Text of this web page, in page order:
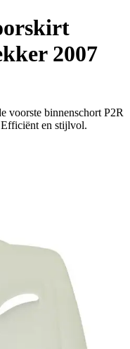
2007
voorste binnenschort P2R
en stijlvol.